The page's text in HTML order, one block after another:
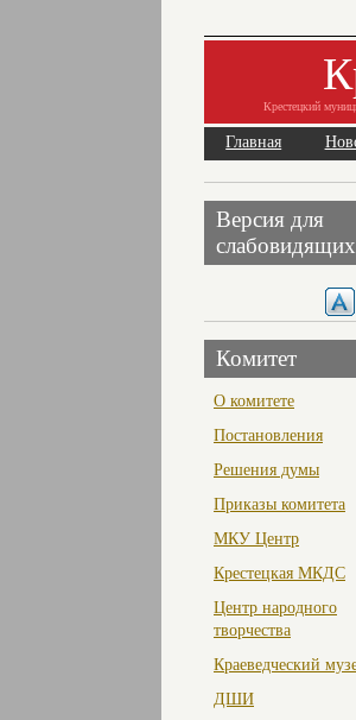
Крестецкий
Главная
Версия для
слабовидящих
Комитет
О комитете
Постановления
Решения думы
Приказы комитета
МКУ Центр
Крестецкая МКДС
Центр народного
творчества
Краеведческий
ДШИ